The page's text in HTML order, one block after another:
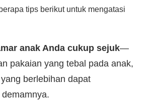
tips berikut untuk mengatasi
anak Anda cukup sejuk—
pakaian yang tebal pada anak,
berlebihan dapat